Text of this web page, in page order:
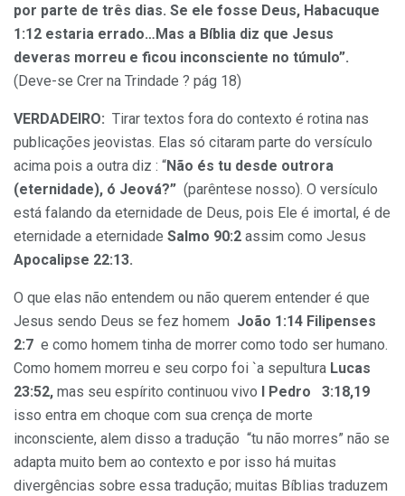
por parte de três dias. Se ele fosse Deus, Habacuque
1:12 estaria errado…Mas a Bíblia diz que Jesus
deveras morreu e ficou inconsciente no túmulo”.
(Deve-se Crer na Trindade ? pág 18)
VERDADEIRO: Tirar textos fora do contexto é rotina nas
publicações jeovistas. Elas só citaram parte do versículo
acima pois a outra diz : “Não és tu desde outrora
(eternidade), ó Jeová?” (parêntese nosso). O versículo
está falando da eternidade de Deus, pois Ele é imortal, é de
eternidade a eternidade Salmo 90:2 assim como Jesus
Apocalipse 22:13.
O que elas não entendem ou não querem entender é que
Jesus sendo Deus se fez homem João 1:14 Filipenses
2:7 e como homem tinha de morrer como todo ser humano.
Como homem morreu e seu corpo foi `a sepultura Lucas
23:52, mas seu espírito continuou vivo
I Pedro 3:18,19
isso entra em choque com sua crença de morte
inconsciente, alem disso a tradução “tu não morres” não se
adapta muito bem ao contexto e por isso há muitas
divergências sobre essa tradução; muitas Bíblias traduzem